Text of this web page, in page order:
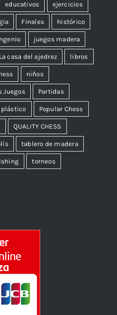
educativos ejercicios
Finales histórico
juegos madera
La casa del ajedrez libros
niños
Juegos Partidas
plástico Popular Chess
QUALITY CHESS
tablero de madera
torneos